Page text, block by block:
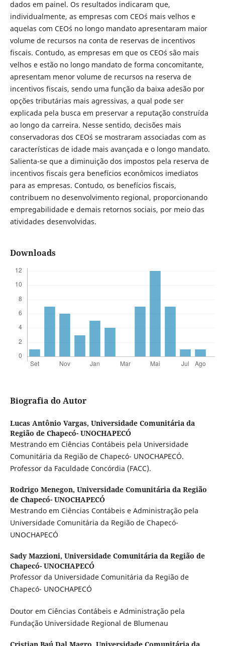
dados em painel. Os resultados indicaram que,
individualmente, as empresas com CEO´s mais velhos e
aquelas com CEO´s no longo mandato apresentaram maior
volume de recursos na conta de reservas de incentivos
fiscais. Contudo, as empresas em que os CEO´s são mais
velhos e estão no longo mandato de forma concomitante,
apresentam menor volume de recursos na reserva de
incentivos fiscais, sendo uma função da baixa adesão por
opções tributárias mais agressivas, a qual pode ser
explicada pela busca em preservar a reputação construída
ao longo da carreira. Nesse sentido, decisões mais
conservadoras dos CEO´s se mostraram associadas com as
características de idade mais avançada e o longo mandato.
Salienta-se que a diminuição dos impostos pela reserva de
incentivos fiscais gera benefícios econômicos imediatos
para as empresas. Contudo, os benefícios fiscais,
contribuem no desenvolvimento regional, proporcionando
empregabilidade e demais retornos sociais, por meio das
atividades desenvolvidas.
Downloads
Biografia do Autor
Lucas Antônio Vargas, Universidade Comunitária da
Região de Chapecó- UNOCHAPECÓ
Mestrando em Ciências Contábeis pela Universidade
Comunitária da Região de Chapecó- UNOCHAPECÓ.
Professor da Faculdade Concórdia (FACC).
Rodrigo Menegon, Universidade Comunitária da Região
de Chapecó- UNOCHAPECÓ
Mestrando em Ciências Contábeis e Administração pela
Universidade Comunitária da Região de Chapecó-
UNOCHAPECÓ
Sady Mazzioni, Universidade Comunitária da Região de
Chapecó- UNOCHAPECÓ
Professor da Universidade Comunitária da Região de
Chapecó- UNOCHAPECÓ
Doutor em Ciências Contábeis e Administração pela
Fundação Universidade Regional de Blumenau